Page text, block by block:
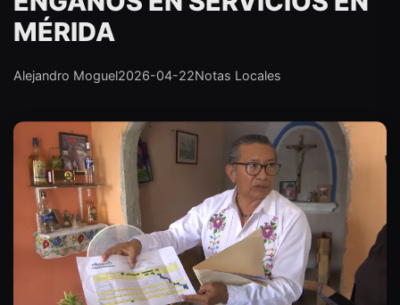
MÉRIDA
Alejandro Moguel2026-04-22Notas Locales